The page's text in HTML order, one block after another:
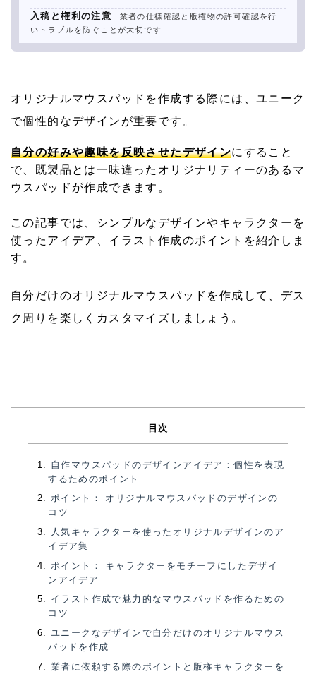
入稿と権利の注意
業者の仕様確認と版権物の許可確認を行
いトラブルを防ぐことが大切です
オリジナルマウスパッドを作成する際には、ユニーク
で個性的なデザインが重要です。
自分の好みや趣味を反映させたデザインにすること
で、既製品とは一味違ったオリジナリティーのあるマ
ウスパッドが作成できます。
この記事では、シンプルなデザインやキャラクターを
使ったアイデア、イラスト作成のポイントを紹介しま
す。
自分だけのオリジナルマウスパッドを作成して、デス
ク周りを楽しくカスタマイズしましょう。
目次
自作マウスパッドのデザインアイデア：個性を表現
するためのポイント
ポイント： オリジナルマウスパッドのデザインの
コツ
人気キャラクターを使ったオリジナルデザインのア
イデア集
ポイント： キャラクターをモチーフにしたデザイ
ンアイデア
イラスト作成で魅力的なマウスパッドを作るための
コツ
ユニークなデザインで自分だけのオリジナルマウス
パッドを作成
業者に依頼する際のポイントと版権キャラクターを